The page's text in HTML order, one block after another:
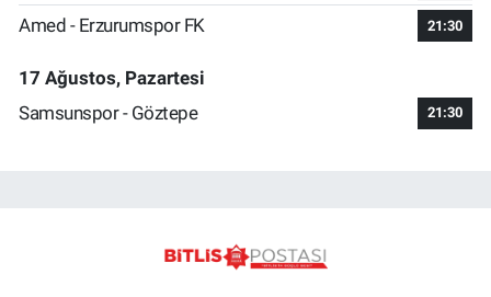
Amed - Erzurumspor FK 21:30
17 Ağustos, Pazartesi
Samsunspor - Göztepe
21:30